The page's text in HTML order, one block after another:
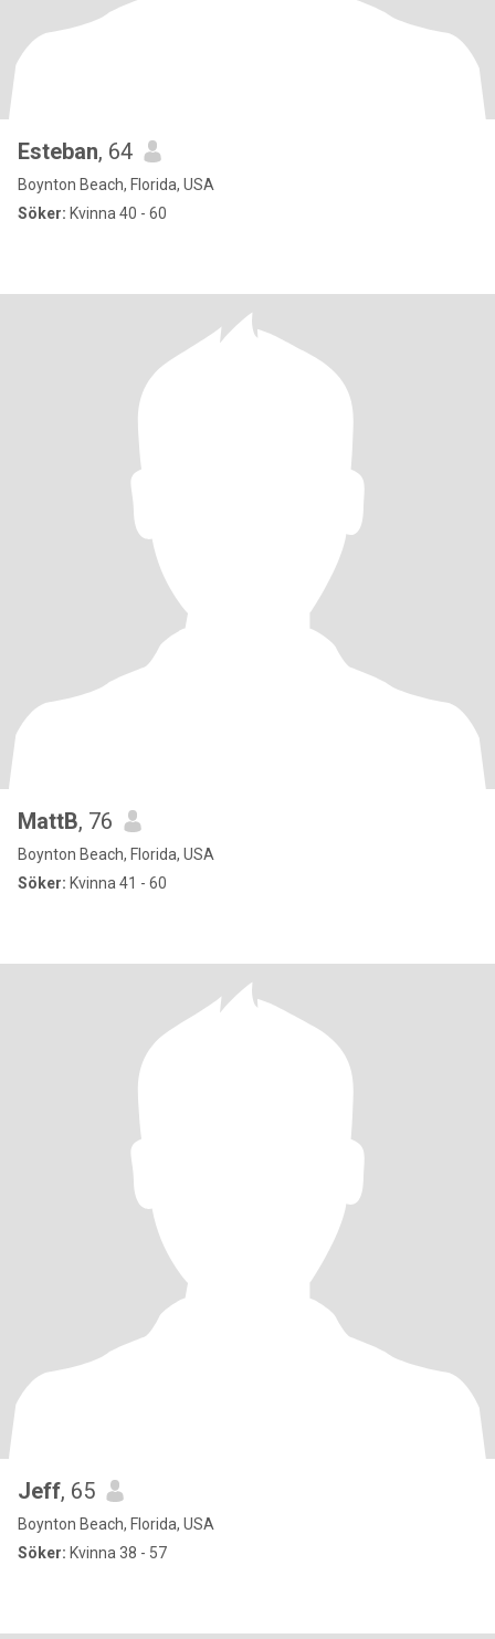
Esteban, 64
Boynton Beach, Florida, USA
Söker: Kvinna 40 - 60
MattB, 76
Boynton Beach, Florida, USA
Söker: Kvinna 41 - 60
Jeff, 65
Boynton Beach, Florida, USA
Söker: Kvinna 38 - 57